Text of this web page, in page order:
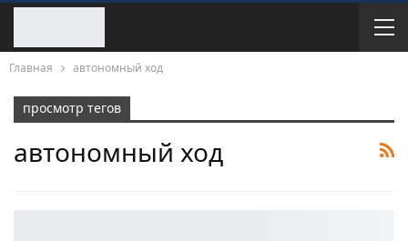
Главная автономный ход
просмотр тегов
автономный ход